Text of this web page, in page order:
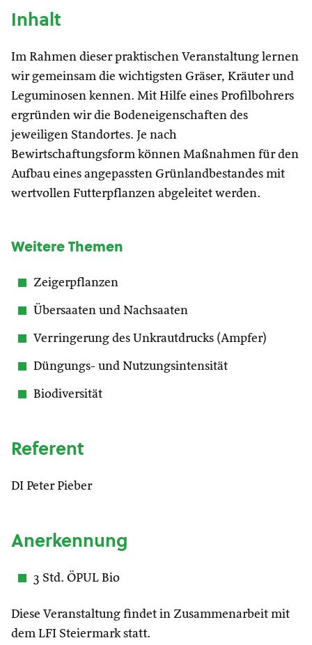
Inhalt
Im Rahmen dieser praktischen Veranstaltung lernen
wir gemeinsam die wichtigsten Gräser, Kräuter und
Leguminosen kennen. Mit Hilfe eines Profilbohrers
ergründen wir die Bodeneigenschaften des
jeweiligen Standortes. Je nach
Bewirtschaftungsform können Maßnahmen für den
Aufbau eines angepassten Grünlandbestandes mit
wertvollen Futterpflanzen abgeleitet werden.
Weitere Themen
Zeigerpflanzen
Übersaaten und Nachsaaten
Verringerung des Unkrautdrucks (Ampfer)
Düngungs- und Nutzungsintensität
Biodiversität
Referent
DI Peter Pieber
Anerkennung
3 Std. ÖPUL Bio
Diese Veranstaltung findet in Zusammenarbeit mit
dem LFI Steiermark statt.